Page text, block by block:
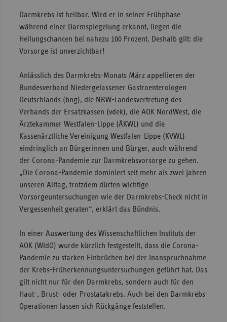
Darmkrebs ist heilbar. Wird er in seiner Frühphase
während einer Darmspiegelung erkannt, liegen die
Heilungschancen bei nahezu 100 Prozent. Deshalb gilt: die
Vorsorge ist unverzichtbar!
Anlässlich des Darmkrebs-Monats März appellieren der
Bundesverband Niedergelassener Gastroenterologen
Deutschlands (bng), die NRW-Landesvertretung des
Verbands der Ersatzkassen (vdek), die AOK NordWest, die
Ärztekammer Westfalen-Lippe (ÄKWL) und die
Kassenärztliche Vereinigung Westfalen-Lippe (KVWL)
eindringlich an Bürgerinnen und Bürger, auch während
der Corona-Pandemie zur Darmkrebsvorsorge zu gehen.
„Die Corona-Pandemie dominiert seit mehr als zwei Jahren
unseren Alltag, trotzdem dürfen wichtige
Vorsorgeuntersuchungen wie der Darmkrebs-Check nicht in
Vergessenheit geraten“, erklärt das Bündnis.
In einer Auswertung des Wissenschaftlichen Instituts der
AOK (WIdO) wurde kürzlich festgestellt, dass die Corona-
Pandemie zu starken Einbrüchen bei der Inanspruchnahme
der Krebs-Früherkennungsuntersuchungen geführt hat. Das
gilt nicht nur für den Darmkrebs, sondern auch für den
Haut-, Brust- oder Prostatakrebs. Auch bei den Darmkrebs-
Operationen lassen sich Rückgänge feststellen.